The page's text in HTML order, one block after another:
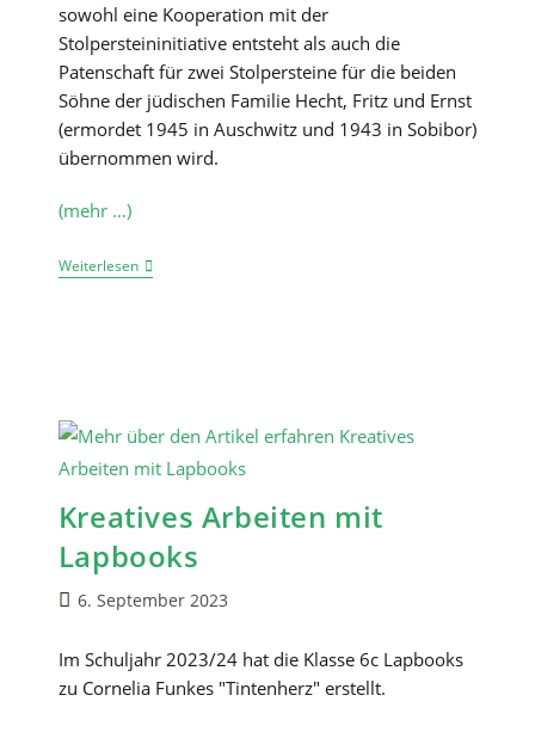
sowohl eine Kooperation mit der
Stolpersteininitiative entsteht als auch die
Patenschaft für zwei Stolpersteine für die beiden
Söhne der jüdischen Familie Hecht, Fritz und Ernst
(ermordet 1945 in Auschwitz und 1943 in Sobibor)
übernommen wird.
(mehr …)
WeiterlesenWie
Aus
Stolpersteine
Erwachsen
Kann….
Kreatives Arbeiten mit
Lapbooks
Beitrag
6. September 2023
Im Schuljahr 2023/24 hat die Klasse 6c Lapbooks
zu Cornelia Funkes "Tintenherz" erstellt.